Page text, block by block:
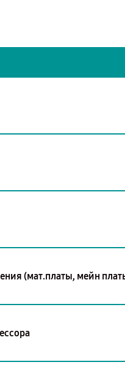
(мат.платы, мейн